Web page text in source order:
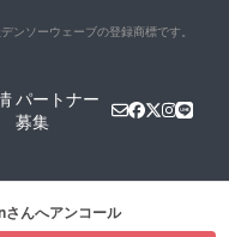
ンソーウェーブの登録商標です。
パートナー
募集
さんへアンコール